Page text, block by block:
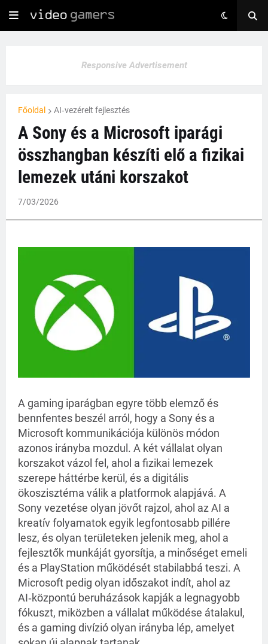
Responsive Advertisement
Főoldal AI‑vezérelt fejlesztés
A Sony és a Microsoft iparági
összhangban készíti elő a fizikai
lemezek utáni korszakot
7/03/2026
A gaming iparágban egyre több elemző és
bennfentes beszél arról, hogy a Sony és a
Microsoft kommunikációja különös módon
azonos irányba mozdul. A két vállalat olyan
korszakot vázol fel, ahol a fizikai lemezek
szerepe háttérbe kerül, és a digitális
ökoszisztéma válik a platformok alapjává. A
Sony vezetése olyan jövőt rajzol, ahol az AI a
kreatív folyamatok egyik legfontosabb pillére
lesz, és olyan területeken jelenik meg, ahol a
fejlesztők munkáját gyorsítja, a minőséget emeli
és a PlayStation működését stabilabbá teszi. A
Microsoft pedig olyan időszakot indít, ahol az
AI‑központú beruházások kapják a legnagyobb
fókuszt, miközben a vállalat működése átalakul,
és a gaming divízió olyan irányba lép, amelyet